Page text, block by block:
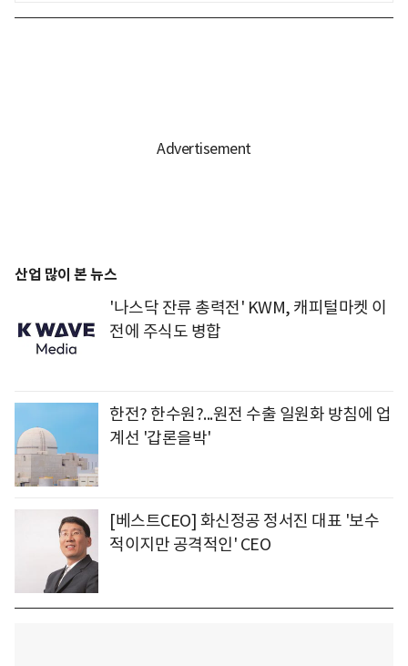
산업 많이 본 뉴스
'나스닥 잔류 총력전' KWM, 캐피털마켓 이
전에 주식도 병합
한전? 한수원?...원전 수출 일원화 방침에 업
계선 '갑론을박'
[베스트CEO] 화신정공 정서진 대표 '보수
적이지만 공격적인' CEO